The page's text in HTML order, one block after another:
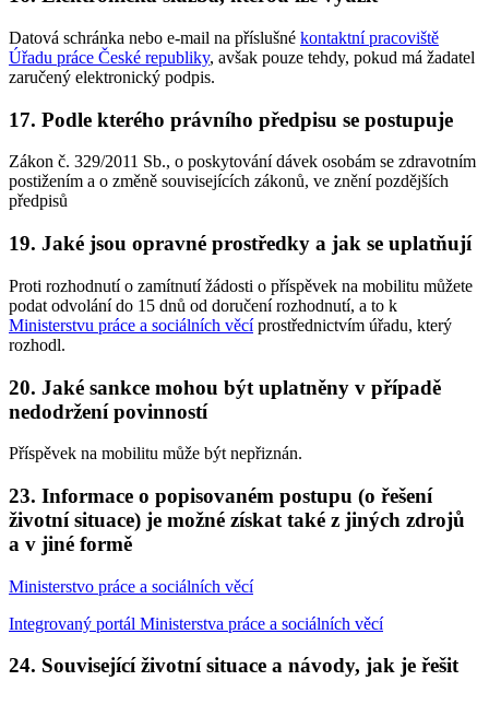
Datová schránka nebo e-mail na příslušné kontaktní pracoviště
Úřadu práce České republiky, avšak pouze tehdy, pokud má žadatel
zaručený elektronický podpis.
17. Podle kterého právního předpisu se postupuje
Zákon č. 329/2011 Sb., o poskytování dávek osobám se zdravotním
postižením a o změně souvisejících zákonů, ve znění pozdějších
předpisů
19. Jaké jsou opravné prostředky a jak se uplatňují
Proti rozhodnutí o zamítnutí žádosti o příspěvek na mobilitu můžete
podat odvolání do 15 dnů od doručení rozhodnutí, a to k
Ministerstvu práce a sociálních věcíprostřednictvím úřadu, který
rozhodl.
20. Jaké sankce mohou být uplatněny v případě
nedodržení povinností
Příspěvek na mobilitu může být nepřiznán.
23. Informace o popisovaném postupu (o řešení
životní situace) je možné získat také z jiných zdrojů
a v jiné formě
Ministerstvo práce a sociálních věcí
Integrovaný portál Ministerstva práce a sociálních věcí
24. Související životní situace a návody, jak je řešit